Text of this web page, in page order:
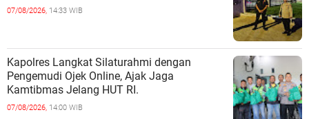
07/08/2026, 14:33 WIB
Kapolres Langkat Silaturahmi dengan
Pengemudi Ojek Online, Ajak Jaga
Kamtibmas Jelang HUT RI.
07/08/2026, 14:00 WIB